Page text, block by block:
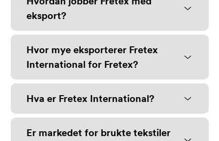
eksport?
Hvor mye eksporterer Fretex
International for Fretex?
Hva er Fretex International?
Er markedet for brukte tekstiler